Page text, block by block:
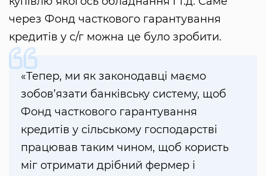
через Фонд часткового гарантування
кредитів у с/г можна це було зробити.
«Тепер, ми як законодавці маємо
зобов’язати банківську систему, щоб
Фонд часткового гарантування
кредитів у сільському господарстві
працював таким чином, щоб користь
міг отримати дрібний фермер і